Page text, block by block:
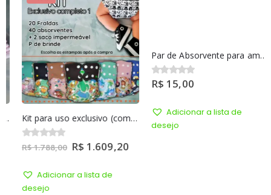
Kit para uso exclusivo (completo 1)
out of 5
R$1.788,00 R$1.609,20
Adicionar a lista de
desejo
Par de Absorvente para amamentação Lego
out of 5
R$15,00
Adicionar a lista de
desejo